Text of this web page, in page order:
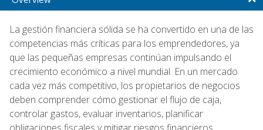
La gestión financiera sólida se ha convertido en una de las
competencias más críticas para los emprendedores, ya
que las pequeñas empresas continúan impulsando el
crecimiento económico a nivel mundial. En un mercado
cada vez más competitivo, los propietarios de negocios
deben comprender cómo gestionar el flujo de caja,
controlar gastos, evaluar inventarios, planificar